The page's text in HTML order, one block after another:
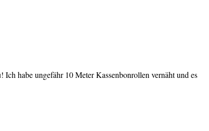
habe ungefähr 10 Meter Kassenbonrollen vernäht und es